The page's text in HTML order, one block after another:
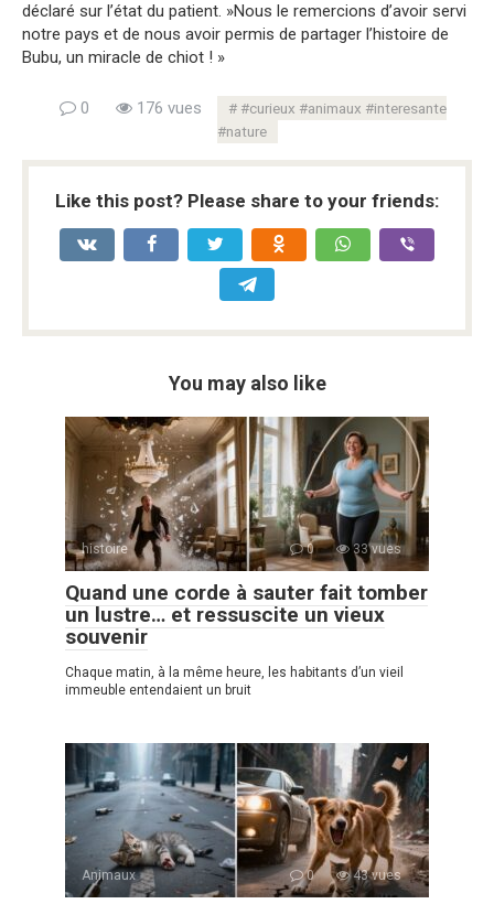
déclaré sur l’état du patient. »Nous le remercions d’avoir servi
notre pays et de nous avoir permis de partager l’histoire de
Bubu, un miracle de chiot ! »
0 176 vues
#curieux #animaux #interesante
#nature
Like this post? Please share to your friends:
You may also like
histoire 0 33 vues
Quand une corde à sauter fait tomber
un lustre… et ressuscite un vieux
souvenir
Chaque matin, à la même heure, les habitants d’un vieil
immeuble entendaient un bruit
Animaux 0 43 vues